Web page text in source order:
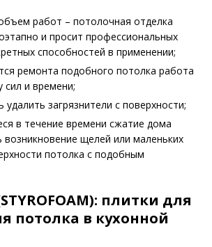
работ – потолочная отделка
и просит профессиональных
способностей в применении;
ремонта подобного потолка работа
сил и времени;
загрязнители с поверхности;
в течение времени сжатие дома
щелей или маленьких
потолка с подобным
плитки для
потолка в кухонной